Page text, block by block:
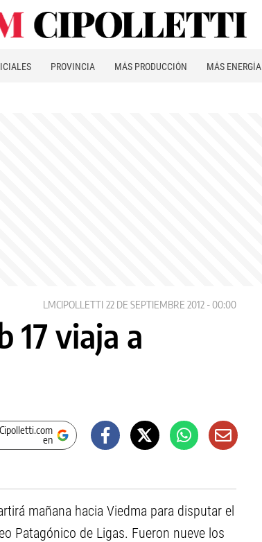
PROVINCIA MÁS PRODUCCIÓN MÁS ENERGÍA
LMCIPOLLETTI 22 DE SEPTIEMBRE 2012 - 00:00
17 viaja a
en
mañana hacia Viedma para disputar el
Patagónico de Ligas. Fueron nueve los